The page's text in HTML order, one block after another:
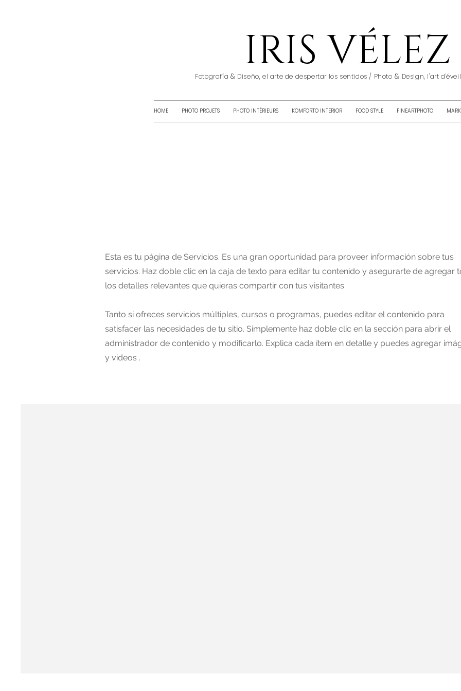
IRIS VÉLEZ
Fotografía & Diseño, el arte de despertar los sentidos / Photo & Design, l'art
HOME PHOTO PROJETS PHOTO INTÉRIEURS KOMFORTO INTERIOR FOOD STYLE FINEARTPHOTO
Esta es tu página de Servicios. Es una gran oportunidad para proveer información sobre tus
servicios. Haz doble clic en la caja de texto para editar tu contenido y asegurarte de agregar
los detalles relevantes que quieras compartir con tus visitantes.
Tanto si ofreces servicios múltiples, cursos o programas, puedes editar el contenido para
satisfacer las necesidades de tu sitio. Simplemente haz doble clic en la sección para abrir el
administrador de contenido y modificarlo. Explica cada ítem en detalle y puedes agregar
y videos .